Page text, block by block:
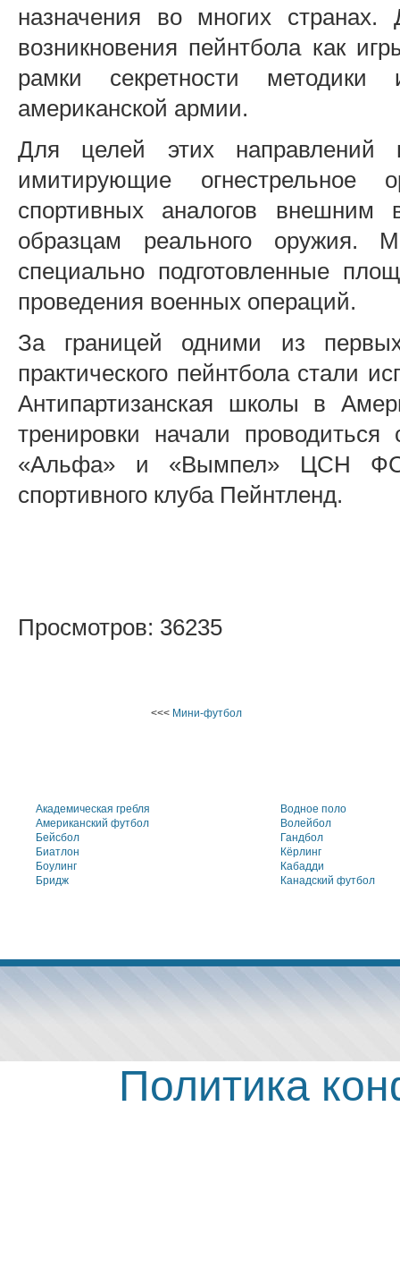
назначения во многих
возникновения пейнтбола как
рамки секретности
американской армии.
Для целей этих направлений
имитирующие огнестрельное
спортивных аналогов
образцам реального оружия.
специально подготовленные
проведения военных операций.
За границей одними из
практического пейнтбола стали
Антипартизанская школы в
тренировки начали
«Альфа» и «Вымпел» ЦСН
спортивного клуба Пейнтленд.
Просмотров: 36235
<<< Мини-футбол
Академическая гребля
Американский футбол
Бейсбол
Биатлон
Боулинг
Бридж
Водное поло
Волейбол
Гандбол
Кёрлинг
Кабадди
Канадский футбол
Политика